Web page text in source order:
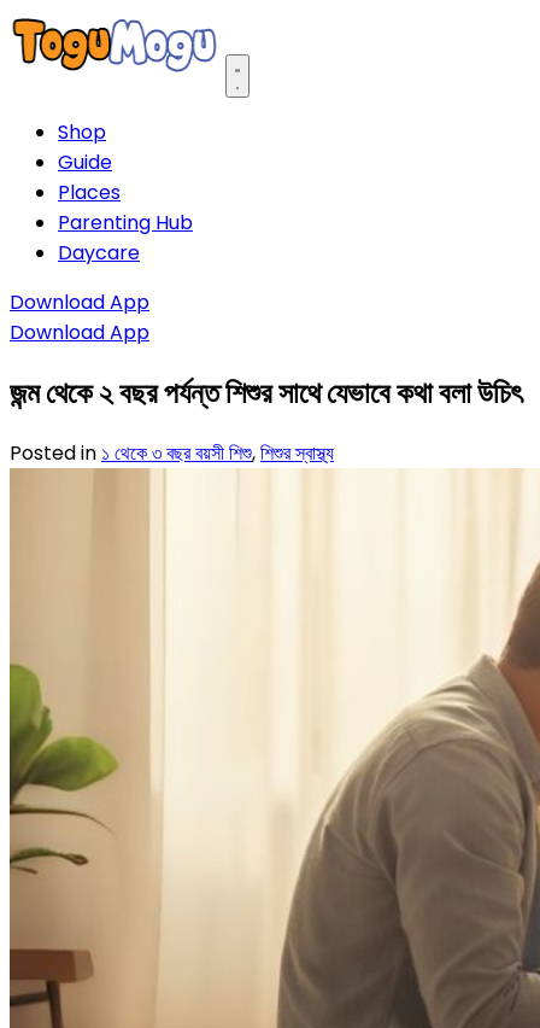
Open main menu
Shop
Guide
Places
Parenting Hub
Daycare
Download App
Download App
জন্ম থেকে ২ বছর পর্যন্ত শিশুর সাথে যেভাবে কথা বলা উচিৎ
Posted in ১ থেকে ৩ বছর বয়সী শিশু,শিশুর স্বাস্থ্য